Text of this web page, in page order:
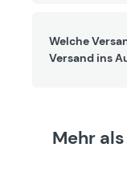
Welche
Versand ins
Mehr